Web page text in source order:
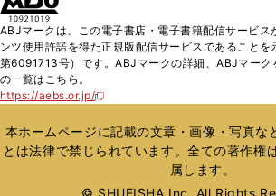
ABJマークは、この電子書店・電子書籍配信サービス
ンツ使用許諾を得た正規版配信サービスであることを
第6091713号）です。ABJマークの詳細、ABJマーク
の一覧はこちら。
https://aebs.or.jp/
新
い
ウ
ィ
本ホームページに記載の文章・画像・写真な
とは法律で禁じられています。全ての著作権
属します。